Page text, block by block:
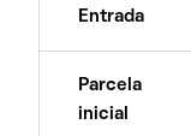
Entrada
Parcela
inicial